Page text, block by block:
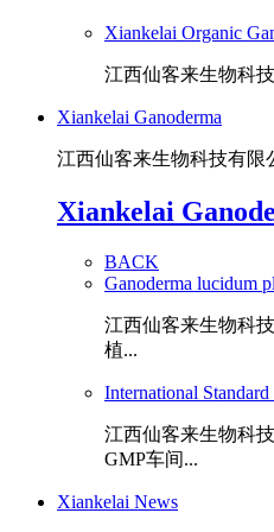
Xiankelai Organic
江西仙客来生物科
Xiankelai Ganoderma
江西仙客来生物科技有限
Xiankelai
BACK
Ganoderma lucidum
江西仙客来生物科
植...
International
江西仙客来生物科
GMP车间...
Xiankelai News